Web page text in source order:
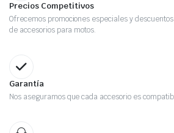
Precios Competitivos
Ofrecemos promociones especiales y
de accesorios para motos.
Garantía
Nos aseguramos que cada accesorio es